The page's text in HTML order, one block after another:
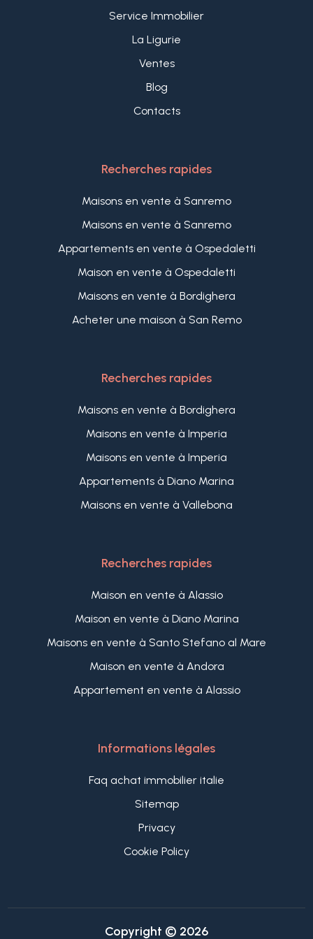
Service Immobilier
La Ligurie
Ventes
Blog
Contacts
Recherches rapides
Maisons en vente à Sanremo
Maisons en vente à Sanremo
Appartements en vente à Ospedaletti
Maison en vente à Ospedaletti
Maisons en vente à Bordighera
Acheter une maison à San Remo
Recherches rapides
Maisons en vente à Bordighera
Maisons en vente à Imperia
Maisons en vente à Imperia
Appartements à Diano Marina
Maisons en vente à Vallebona
Recherches rapides
Maison en vente à Alassio
Maison en vente à Diano Marina
Maisons en vente à Santo Stefano al Mare
Maison en vente à Andora
Appartement en vente à Alassio
Informations légales
Faq achat immobilier italie
Sitemap
Privacy
Cookie Policy
Copyright © 2026